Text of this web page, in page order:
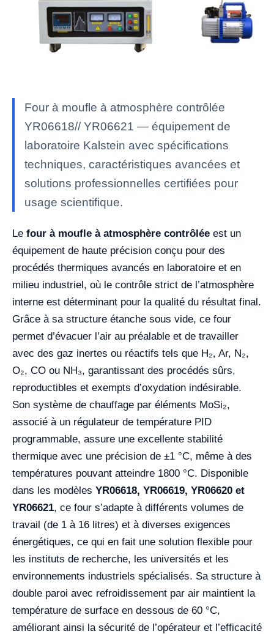
Four à moufle à atmosphère contrôlée
YR06618// YR06621 — équipement de
laboratoire Kalstein avec spécifications
techniques, caractéristiques avancées et
solutions professionnelles certifiées pour
usage scientifique.
Le four à moufle à atmosphère contrôlée est un
équipement de haute précision conçu pour des
procédés thermiques avancés en laboratoire et en
milieu industriel, où le contrôle strict de l’atmosphère
interne est déterminant pour la qualité du résultat final.
Grâce à sa structure étanche sous vide, ce four
permet d’évacuer l’air au préalable et de travailler
avec des gaz inertes ou réactifs tels que H₂, Ar, N₂,
O₂, CO ou NH₃, garantissant des procédés sûrs,
reproductibles et exempts d’oxydation indésirable.
Son système de chauffage par éléments MoSi₂,
associé à un régulateur de température PID
programmable, assure une excellente stabilité
thermique avec une précision de ±1 °C, même à des
températures pouvant atteindre 1800 °C. Disponible
dans les modèles YR06618, YR06619, YR06620 et
YR06621, ce four s’adapte à différents volumes de
travail (de 1 à 16 litres) et à diverses exigences
énergétiques, ce qui en fait une solution flexible pour
les instituts de recherche, les universités et les
environnements industriels spécialisés. Sa structure à
double paroi avec refroidissement par air maintient la
température de surface en dessous de 60 °C,
améliorant ainsi la sécurité de l’opérateur et l’efficacité